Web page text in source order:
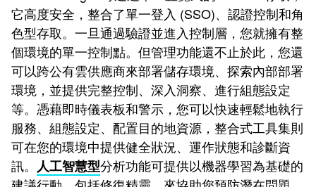
它高度安全，整合了單一登入 (SSO)、認證控制和角
色型存取。一旦通過驗證並進入控制層，您就擁有整
個環境的單一控制點。但管理功能還不止於此，您還
可以跨公有雲供應商來部署儲存環境、探索內部部署
環境，並提供完整控制、深入洞察、進行組態設定
等。憑藉即時儀表板和警示，您可以快速輕鬆地執行
服務、組態設定、配置目的地資源，整合式工具集則
可在您的環境中提供健全狀況、運作狀態和診斷資
訊。 人工智慧型分析功能可提供以機器學習為基礎的